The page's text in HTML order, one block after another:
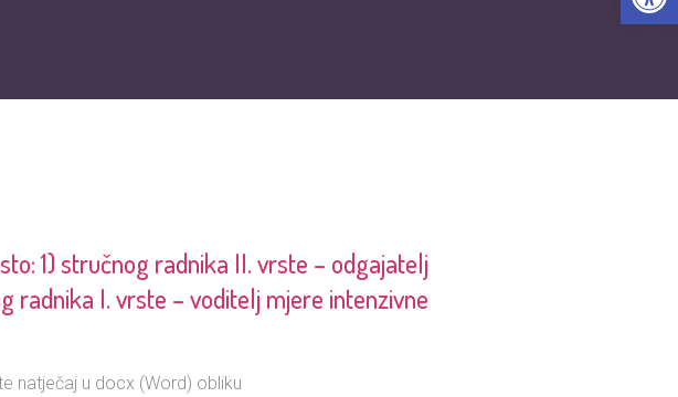
1) stručnog radnika II. vrste – odgajatelj
radnika I. vrste – voditelj mjere intenzivne
natječaj u docx (Word) obliku